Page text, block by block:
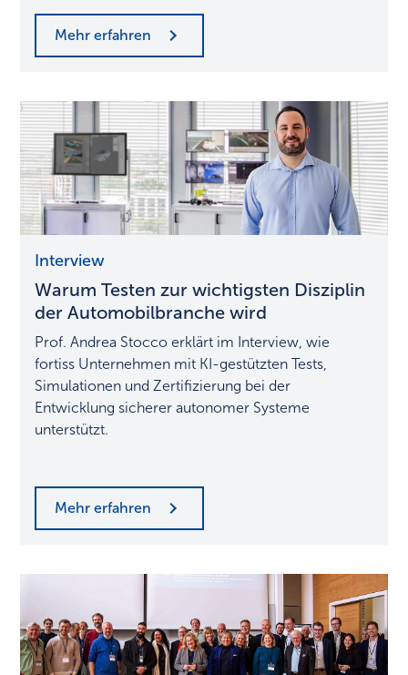
Mehr erfahren
Testen
zur
wichtigsten
Disziplin
der
Automobilbranche
wird
Interview
Warum Testen zur wichtigsten Disziplin
der Automobilbranche wird
Prof. Andrea Stocco erklärt im Interview, wie
fortiss Unternehmen mit KI-gestützten Tests,
Simulationen und Zertifizierung bei der
Entwicklung sicherer autonomer Systeme
unterstützt.
Mehr erfahren